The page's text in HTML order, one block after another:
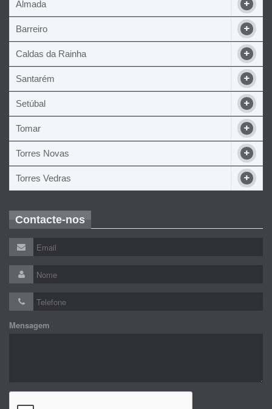
Almada
Barreiro
Caldas da Rainha
Santarém
Setúbal
Tomar
Torres Novas
Torres Vedras
Contacte-nos
Mensagem